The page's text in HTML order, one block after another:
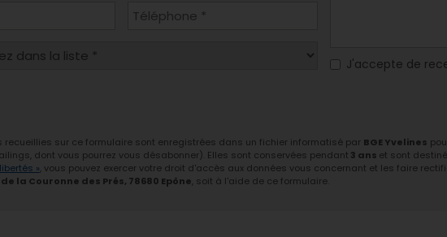
J'accepte de
recueillies sur ce formulaire sont enregistrées dans un fichier informatisé par BGE Yvelines
dont vous pourrez vous désabonner). Elles sont conservées pendant 3 ans et sont
» , vous pouvez exercer votre droit d'accès aux données vous concernant et les faire
la Couronne des Prés, 78680 Epône , soit à l'aide de ce formulaire.